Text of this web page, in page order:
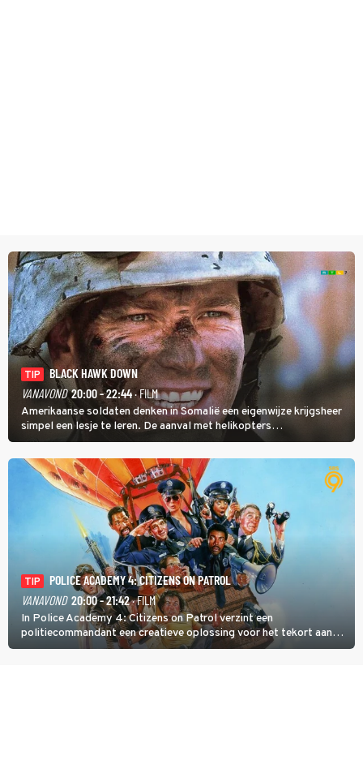
TIP
BLACK HAWK DOWN
VANAVOND 20:00 - 22:44· FILM
Amerikaanse soldaten denken in Somalië een eigenwijze krijgsheer
simpel een lesje te leren. De aanval met helikopters
verloopt in Black Hawk down dramatisch.
TIP
POLICE ACADEMY 4: CITIZENS ON PATROL
VANAVOND 20:00 - 21:42· FILM
In Police Academy 4: Citizens on Patrol verzint een
politiecommandant een creatieve oplossing voor het tekort aan
agenten.